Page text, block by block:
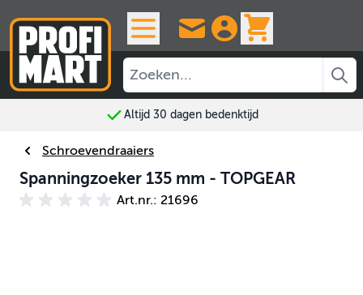
Altijd 30 dagen bedenktijd
Schroevendraaiers
Spanningzoeker 135 mm - TOPGEAR
Art.nr.: 21696